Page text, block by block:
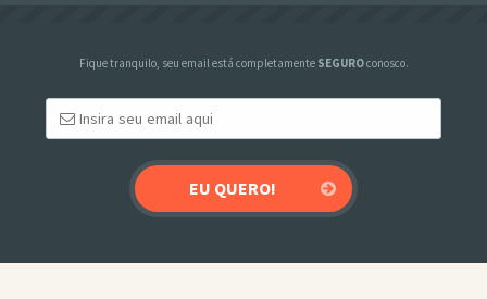
Fique tranquilo, seu email está completamente SEGUROconosco.